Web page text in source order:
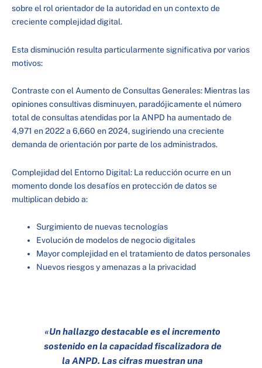
sobre el rol orientador de la autoridad en un contexto de
creciente complejidad digital.
Esta disminución resulta particularmente significativa por varios
motivos:
Contraste con el Aumento de Consultas Generales: Mientras las
opiniones consultivas disminuyen, paradójicamente el número
total de consultas atendidas por la ANPD ha aumentado de
4,971 en 2022 a 6,660 en 2024, sugiriendo una creciente
demanda de orientación por parte de los administrados.
Complejidad del Entorno Digital: La reducción ocurre en un
momento donde los desafíos en protección de datos se
multiplican debido a:
Surgimiento de nuevas tecnologías
Evolución de modelos de negocio digitales
Mayor complejidad en el tratamiento de datos personales
Nuevos riesgos y amenazas a la privacidad
«Un hallazgo destacable es el incremento
sostenido en la capacidad fiscalizadora de
la ANPD. Las cifras muestran una